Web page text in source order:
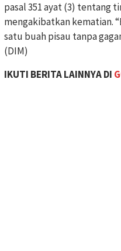
pasal 351 ayat (3) tentang
mengakibatkan kematian.
satu buah pisau tanpa
(DIM)
IKUTI BERITA LAINNYA DI